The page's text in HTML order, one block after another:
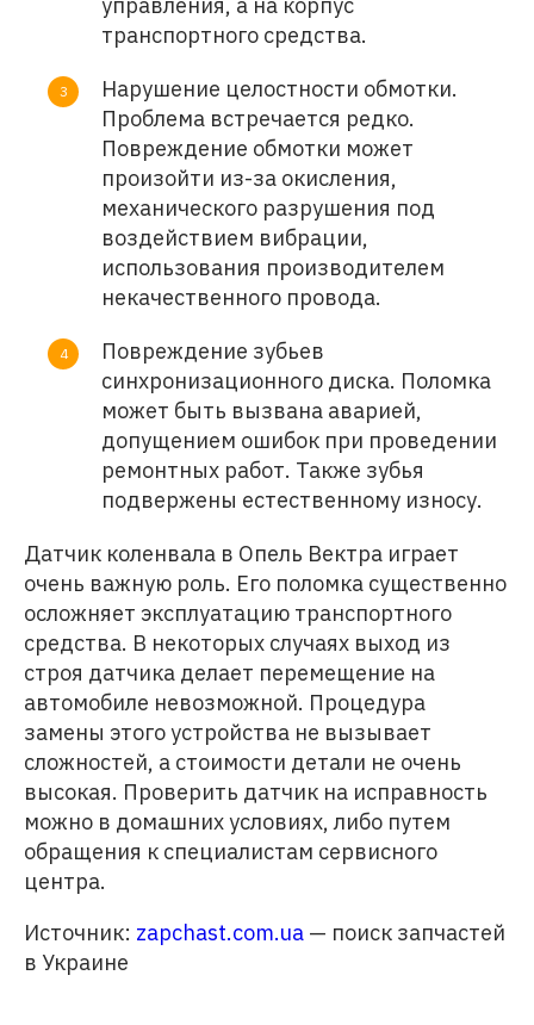
транспортного средства.
Нарушение целостности обмотки.
Проблема встречается редко.
Повреждение обмотки может
произойти из-за окисления,
механического разрушения под
воздействием вибрации,
использования производителем
некачественного провода.
Повреждение зубьев
синхронизационного диска. Поломка
может быть вызвана аварией,
допущением ошибок при проведении
ремонтных работ. Также зубья
подвержены естественному износу.
Датчик коленвала в Опель Вектра играет
очень важную роль. Его поломка существенно
осложняет эксплуатацию транспортного
средства. В некоторых случаях выход из
строя датчика делает перемещение на
автомобиле невозможной. Процедура
замены этого устройства не вызывает
сложностей, а стоимости детали не очень
высокая. Проверить датчик на исправность
можно в домашних условиях, либо путем
обращения к специалистам сервисного
центра.
Источник: zapchast.com.ua — поиск запчастей
в Украине